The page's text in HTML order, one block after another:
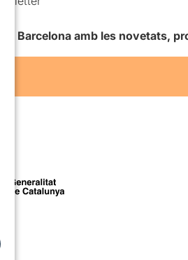
Barcelona amb les novetats,